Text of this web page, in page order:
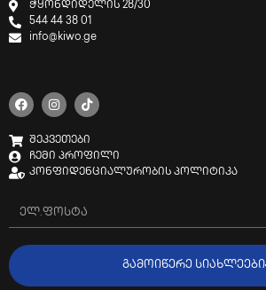
ჭყონდიდელის 28/30
544 44 38 01
info@kiwo.ge
შეკვეთები
ჩემი პროფილი
კონფიდენციალურობის პოლიტიკა
ᲒᲐᲛᲝᲘᲬᲔᲠᲔ ᲡᲘᲐᲮᲚᲔᲔᲑᲘ